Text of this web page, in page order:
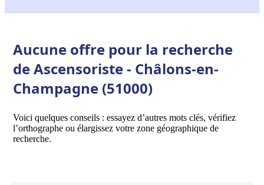
Aucune offre pour la recherche
de Ascensoriste - Châlons-en-
Champagne (51000)
Voici quelques conseils : essayez d’autres mots clés, vérifiez
l’orthographe ou élargissez votre zone géographique de
recherche.